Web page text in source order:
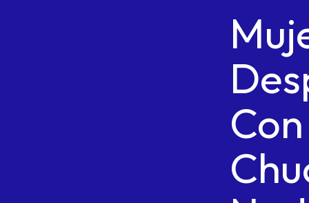
Con